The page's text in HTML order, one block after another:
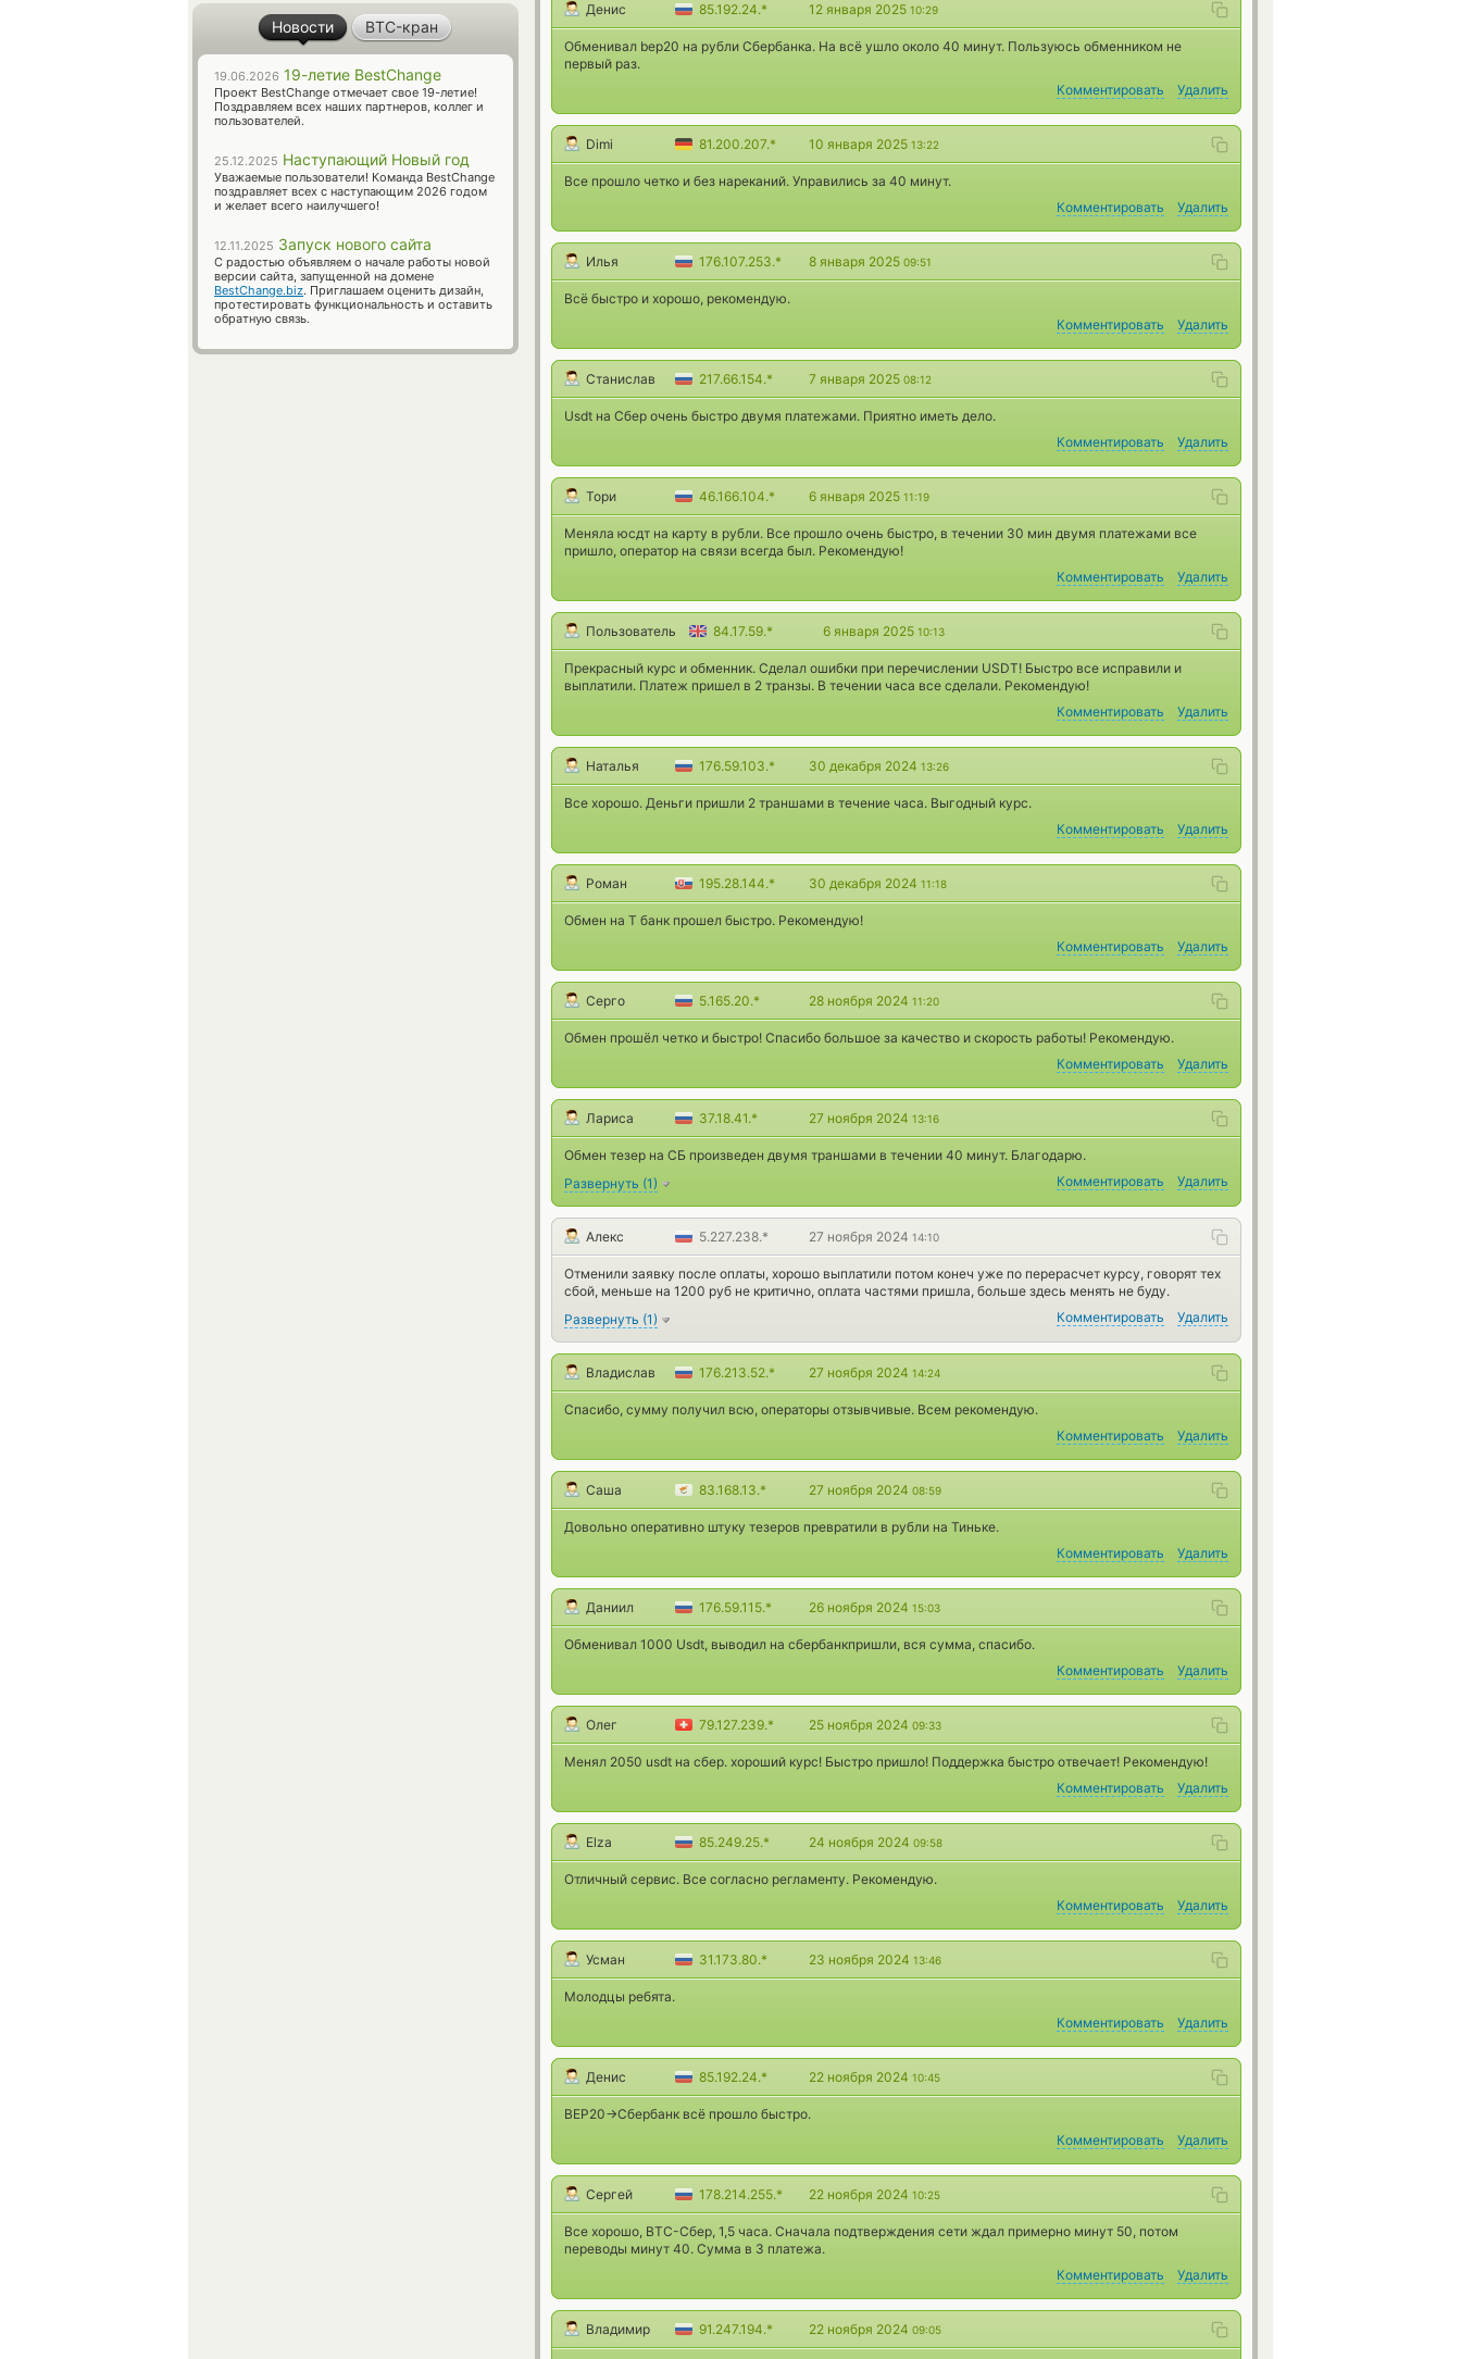
Денис 85.192.24.* 12 января 2025 10:29
Обменивал bep20 на рубли Сбербанка. На всё ушло около 40 минут. Пользуюсь обменником не
первый раз.
Комментировать
Удалить
Dimi 81.200.207.* 10 января 2025 13:22
Все прошло четко и без нареканий. Управились за 40 минут.
Комментировать
Удалить
Илья 176.107.253.* 8 января 2025 09:51
Всё быстро и хорошо, рекомендую.
Комментировать
Удалить
Станислав 217.66.154.* 7 января 2025 08:12
Usdt на Сбер очень быстро двумя платежами. Приятно иметь дело.
Комментировать
Удалить
Тори 46.166.104.* 6 января 2025 11:19
Меняла юсдт на карту в рубли. Все прошло очень быстро, в течении 30 мин двумя платежами все
пришло, оператор на связи всегда был. Рекомендую!
Комментировать
Удалить
Пользователь 84.17.59.* 6 января 2025 10:13
Прекрасный курс и обменник. Сделал ошибки при перечислении USDT! Быстро все исправили и
выплатили. Платеж пришел в 2 транзы. В течении часа все сделали. Рекомендую!
Комментировать
Удалить
Наталья 176.59.103.* 30 декабря 2024 13:26
Все хорошо. Деньги пришли 2 траншами в течение часа. Выгодный курс.
Комментировать
Удалить
Роман 195.28.144.* 30 декабря 2024 11:18
Обмен на Т банк прошел быстро. Рекомендую!
Комментировать
Удалить
Серго 5.165.20.* 28 ноября 2024 11:20
Обмен прошёл четко и быстро! Спасибо большое за качество и скорость работы! Рекомендую.
Комментировать
Удалить
Лариса 37.18.41.* 27 ноября 2024 13:16
Обмен тезер на СБ произведен двумя траншами в течении 40 минут. Благодарю.
Развернуть (1) Комментировать Удалить
Алекс 5.227.238.* 27 ноября 2024 14:10
Отменили заявку после оплаты, хорошо выплатили потом конеч уже по перерасчет курсу, говорят тех
сбой, меньше на 1200 руб не критично, оплата частями пришла, больше здесь менять не буду.
Развернуть (1) Комментировать Удалить
Владислав 176.213.52.* 27 ноября 2024 14:24
Спасибо, сумму получил всю, операторы отзывчивые. Всем рекомендую.
Комментировать
Удалить
Саша 83.168.13.* 27 ноября 2024 08:59
Довольно оперативно штуку тезеров превратили в рубли на Тиньке.
Комментировать
Удалить
Даниил 176.59.115.* 26 ноября 2024 15:03
Обменивал 1000 Usdt, выводил на сбербанкпришли, вся сумма, спасибо.
Комментировать
Удалить
Олег 79.127.239.* 25 ноября 2024 09:33
Менял 2050 usdt на сбер. хороший курс! Быстро пришло! Поддержка быстро отвечает! Рекомендую!
Комментировать
Удалить
Elza 85.249.25.* 24 ноября 2024 09:58
Отличный сервис. Все согласно регламенту. Рекомендую.
Комментировать
Удалить
Усман 31.173.80.* 23 ноября 2024 13:46
Молодцы ребята.
Комментировать
Удалить
Денис 85.192.24.* 22 ноября 2024 10:45
BEP20->Сбербанк всё прошло быстро.
Комментировать
Удалить
Сергей 178.214.255.* 22 ноября 2024 10:25
Все хорошо, BTC-Сбер, 1,5 часа. Сначала подтверждения сети ждал примерно минут 50, потом
переводы минут 40. Сумма в 3 платежа.
Комментировать
Удалить
Владимир 91.247.194.* 22 ноября 2024 09:05
Новости BTC-кран
19.06.2026 19-летие BestChange
Проект BestChange отмечает свое 19-летие!
Поздравляем всех наших партнеров, коллег и
пользователей.
25.12.2025 Наступающий Новый год
Уважаемые пользователи! Команда BestChange
поздравляет всех с наступающим 2026 годом
и желает всего наилучшего!
12.11.2025 Запуск нового сайта
С радостью объявляем о начале работы новой
версии сайта, запущенной на домене
BestChange.biz. Приглашаем оценить дизайн,
протестировать функциональность и оставить
обратную связь.